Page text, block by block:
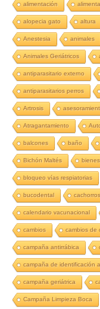
alimentación
alopecia gato altura
Anestesia animales
Animales Geriátricos
antiparasitario externo
antiparasitarios perros
Artrosis
Atragantamiento
balcones baño
Bichón Maltés
bloqueo vías respiatorias
bucodental cachorros
calendario vacunacional
cambios cambios de
campaña antirrábica
campaña de identificación
campaña geriátrica
Campaña Limpieza Boca